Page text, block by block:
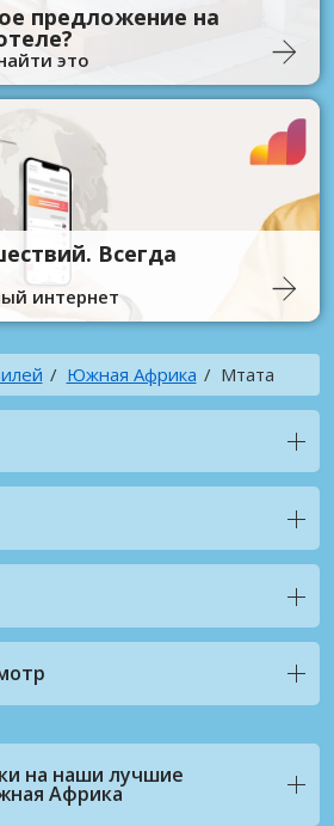
предложение на
это
Всегда
интернет
Южная Африка Мтата
на наши лучшие
Африка